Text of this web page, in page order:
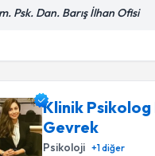
Psk. Dan. Barış İlhan Ofisi
Klinik
Gevrek
Psikoloji +1diğer